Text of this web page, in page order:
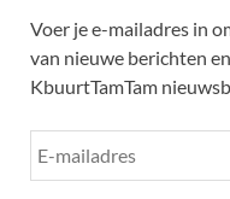
Voer je e-mailadres in
van nieuwe berichten
KbuurtTamTam